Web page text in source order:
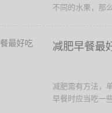
不同的水果，那
减肥早餐最
减肥需有方法，
早餐时应当吃一